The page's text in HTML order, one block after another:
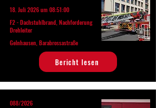
18. Juli 2026 um 08:51:00
F2 - Dachstuhlbrand, Nachforderung
Drehleiter
Gelnhausen, Barabrossastraße
Bericht lesen
088/2026